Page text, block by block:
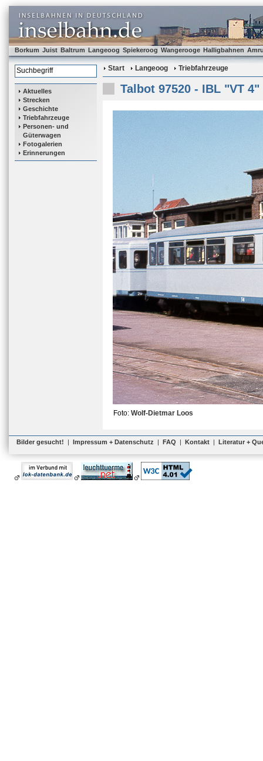
Borkum Juist Baltrum Langeoog Spiekeroog Wangerooge Halligbahnen
Aktuelles
Strecken
Geschichte
Triebfahrzeuge
Personen- und
Güterwagen
Fotogalerien
Erinnerungen
Start Langeoog Triebfahrzeuge
Talbot 97520 - IBL "VT 4"
Foto: Wolf-Dietmar Loos
Bilder gesucht! | Impressum + Datenschutz | FAQ | Kontakt | Literatur +